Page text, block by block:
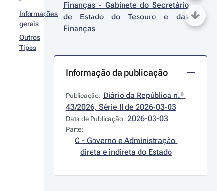
Informações
gerais
Outros
Tipos
Finanças - Gabinete do Secretário
de Estado do Tesouro e das
Finanças
Informação da publicação
Publicação: Diário da República n.º
43/2026, Série II de 2026-03-03
Data de Publicação: 2026-03-03
Parte:
C - Governo e Administração
direta e indireta do Estado